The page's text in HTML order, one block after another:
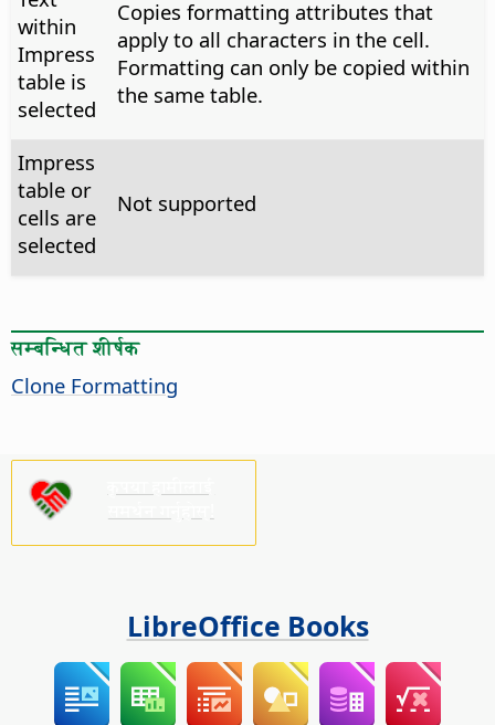
within
Impress
table is
selected
Copies formatting attributes that
apply to all characters in the cell.
Formatting can only be copied within
the same table.
Impress
table or
cells are
selected
Not supported
सम्बन्धित शीर्षक
Clone Formatting
LibreOffice Books